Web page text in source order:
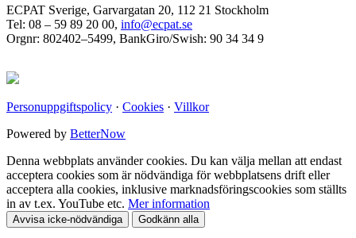
ECPAT Sverige, Garvargatan 20, 112 21 Stockholm
Tel: 08 – 59 89 20 00, info@ecpat.se
Orgnr: 802402–5499, BankGiro/Swish: 90 34 34 9
Personuppgiftspolicy · Cookies · Villkor
Powered by BetterNow
Denna webbplats använder cookies. Du kan välja mellan att endast
acceptera cookies som är nödvändiga för webbplatsens drift eller
acceptera alla cookies, inklusive marknadsföringscookies som ställts
in av t.ex. YouTube etc. Mer information
Avvisa icke-nödvändiga Godkänn alla